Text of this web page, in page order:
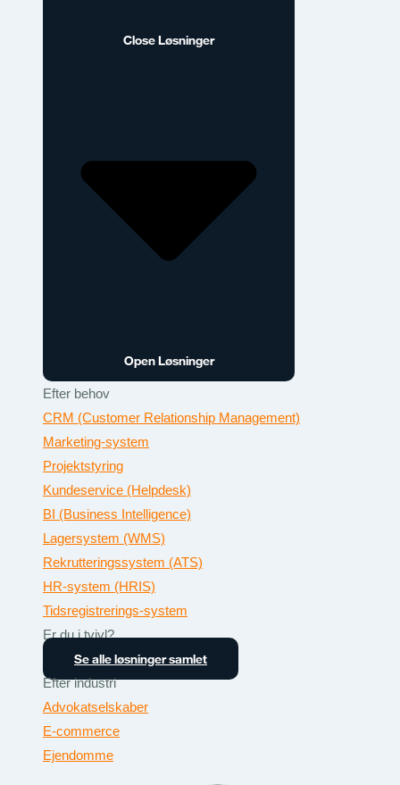
Close Løsninger
Open Løsninger
Efter behov
CRM (Customer Relationship Management)
Marketing-system
Projektstyring
Kundeservice (Helpdesk)
BI (Business Intelligence)
Lagersystem (WMS)
Rekrutteringssystem (ATS)
HR-system (HRIS)
Tidsregistrerings-system
Er du i tvivl?
Se alle løsninger samlet
Efter industri
Advokatselskaber
E-commerce
Ejendomme